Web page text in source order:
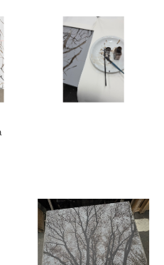
: « C'est le travail de la peinture
dans cette tension que se
sert de référent, de
peinture, elle joue de présence. »